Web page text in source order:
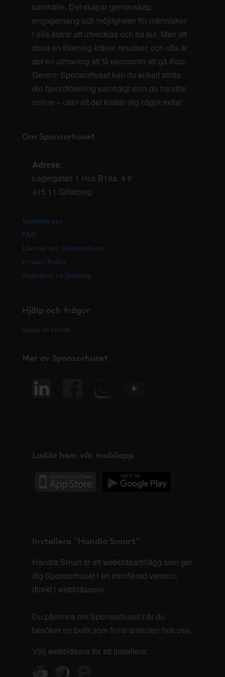
samhälle. Det skapar gemenskap,
engagemang och möjligheter för människor
i alla åldrar att utvecklas och ha kul. Men att
driva en förening kräver resurser, och ofta är
det en utmaning att få ekonomin att gå ihop.
Genom Sponsorhuset kan du enkelt stötta
din favoritförening samtidigt som du handlar
online – utan att det kostar dig något extra!
Om Sponsorhuset
Adress:
Lagergatan 1 Hus B19a, 4 tr
415 11 Göteborg
Kontakta oss
FAQ
Läs mer om Sponsorhuset
Privacy Policy
Registrera ny förening
Hjälp och frågor
Skapa ett ärende
Mer av Sponsorhuset
Ladda hem vår mobilapp
Installera "Handla Smart"
Handla Smart är ett webbläsartillägg som ger
dig Sponsorhuset i en minifierad version,
direkt i webbläsaren.
Du påminns om Sponsorhuset när du
besöker en butik som finns ansluten hos oss.
Välj webbläsare för att installera: